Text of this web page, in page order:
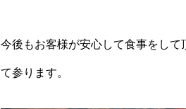
今後もお客様が安心して食事をし
て参ります。